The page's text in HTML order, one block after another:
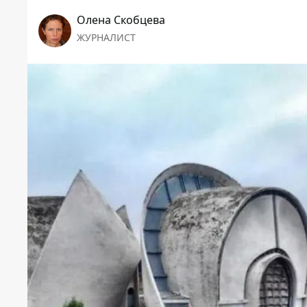
Олена Скобцева
ЖУРНАЛИСТ